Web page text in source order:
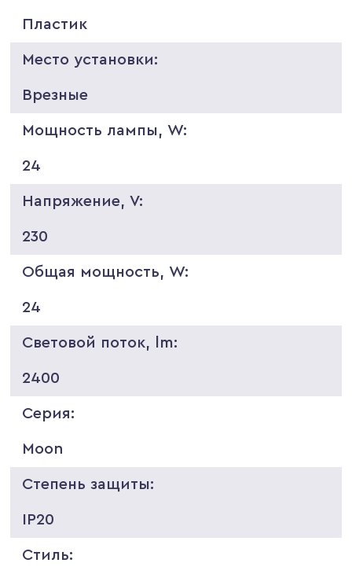
Пластик
Место установки:
Врезные
Мощность лампы, W:
24
Напряжение, V:
230
Общая мощность, W:
24
Световой поток, lm:
2400
Серия:
Moon
Степень защиты:
IP20
Стиль: